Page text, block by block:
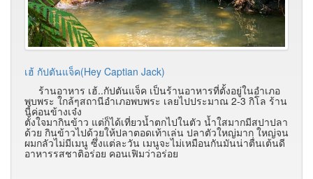
เฮ้ กัปตันแจ็ค(Hey Captian Jack)
ร้านอาหาร เฮ้..กัปตันแจ็ค เป็นร้านอาหารที่ตั้งอยู่ในอำเภอ
พบพระ ใกล้ๆสถานีอำเภอพบพระ เลยไปประมาณ 2-3 กิโล ร้าน
นี้ค่อนข้างเจ๋ง
ตั้งใจมากินข้าว แต่ก็ได้เที่ยวน้ำตกไปในตัว น้ำใสมากมีสปาปลา
ด้วย กินข้าวไปด้วยให้ปลาตอดเท้าเล่น ปลาตัวใหญ่มาก ใหญ่จน
ผมกลัวไม่มีเมนู ซึ่งแต่ละวัน เมนูจะไม่เหมือนกันมันน่าตื่นเต้นดี
อาหารรสชาติอร่อย คอนเฟิมว่าอร่อย